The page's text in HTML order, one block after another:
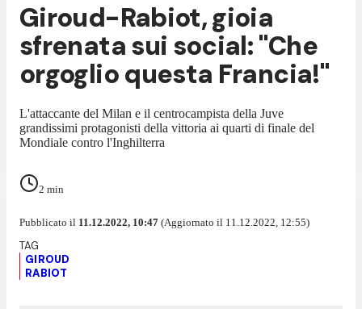
Giroud-Rabiot, gioia
sfrenata sui social: "Che
orgoglio questa Francia!"
L'attaccante del Milan e il centrocampista della Juve
grandissimi protagonisti della vittoria ai quarti di finale del
Mondiale contro l'Inghilterra
2 min
Pubblicato il 11.12.2022, 10:47 (Aggiornato il 11.12.2022, 12:55)
GIROUD
RABIOT